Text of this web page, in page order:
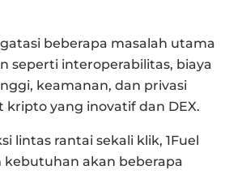
beberapa masalah utama
seperti interoperabilitas, biaya
keamanan, dan privasi
yang inovatif dan DEX.
lintas rantai sekali klik, 1Fuel
akan beberapa